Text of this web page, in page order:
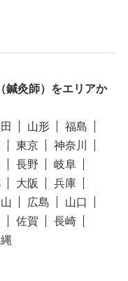
鍼灸師）をエリアか
山形
福島
東京
神奈川
長野
岐阜
大阪
兵庫
広島
山口
佐賀
長崎